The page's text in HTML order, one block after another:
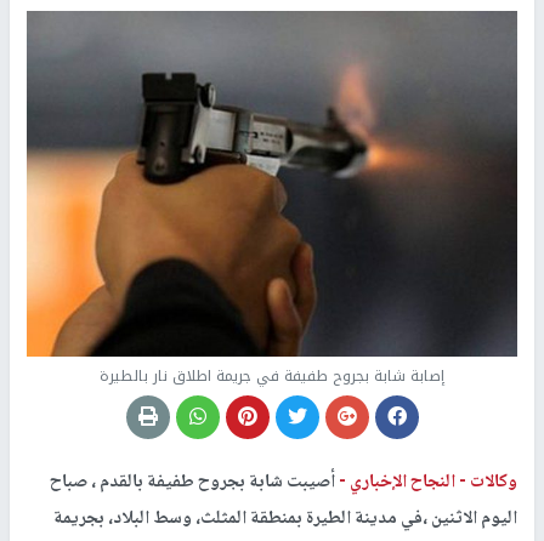
إصابة شابة بجروح طفيفة في جريمة اطلاق نار بالطيرة
وكالات -النجاح الإخباري -أصيبت شابة بجروح طفيفة بالقدم ، صباح
اليوم الاثنين ،في مدينة الطيرة بمنطقة المثلث، وسط البلاد، بجريمة